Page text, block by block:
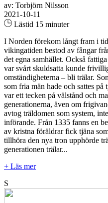
av: Torbjörn Nilsson
2021-10-11
Lästid 15 minuter
I Norden förekom långt fram i
vikingatiden bestod av fångar
det egna samhället. Också
var svårt skuldsatta kunde
omständigheterna – bli trälar.
som fria män hade och sattes
var ett tecken på välstånd och
generationerna, även om
avtog träldomen som system,
införande. Från 1335 fanns en
av kristna föräldrar fick tjäna
tillhöra den nya tron upphörde
generationen trälar...
+ Läs mer
S